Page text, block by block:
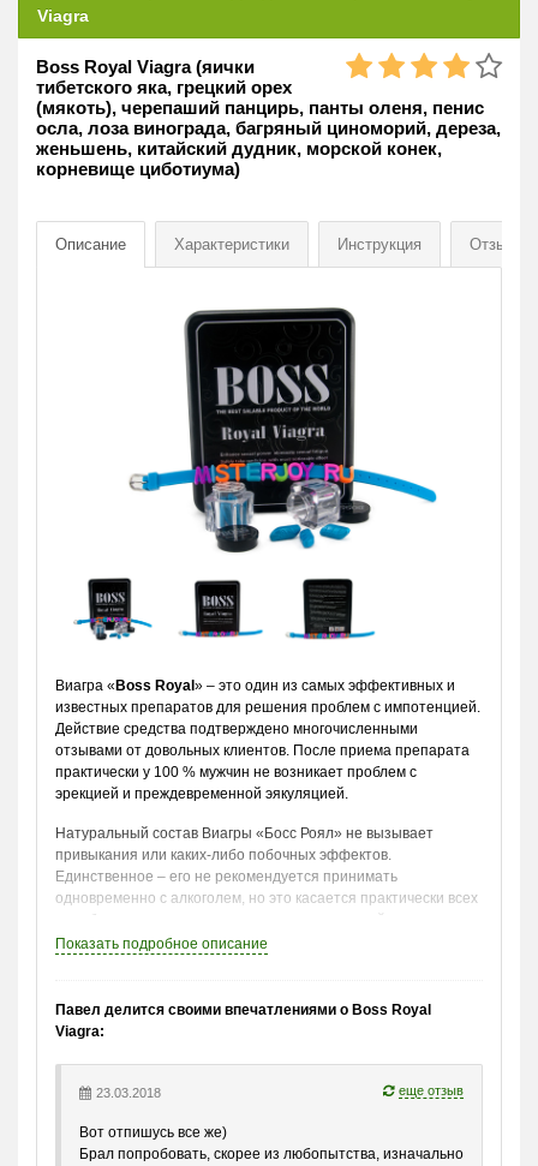
Viagra
Boss Royal Viagra (яички
тибетского яка, грецкий орех
(мякоть), черепаший панцирь, панты оленя, пенис
осла, лоза винограда, багряный циноморий, дереза,
женьшень, китайский дудник, морской конек,
корневище циботиума)
Описание Характеристики Инструкция Отзывы
Виагра « Boss Royal » – это один из самых эффективных и
известных препаратов для решения проблем с импотенцией.
Действие средства подтверждено многочисленными
отзывами от довольных клиентов. После приема препарата
практически у 100 % мужчин не возникает проблем с
эрекцией и преждевременной эякуляцией.
Натуральный состав Виагры «Босс Роял» не вызывает
привыкания или каких-либо побочных эффектов.
Единственное – его не рекомендуется принимать
одновременно с алкоголем, но это касается практически всех
подобных средств для восстановления мужской силы.
Состав «Royal Boss» – это исключительно компоненты
природного происхождения, а именно:
яички тибетского яка;
грецкий орех (мякоть);
черепаший панцирь;
панты оленя;
Показать подробное описание
Павел делится своими впечатлениями о Boss Royal
Viagra:
еще отзыв
23.03.2018
Вот отпишусь все же)
Брал попробовать, скорее из любопытства, изначально